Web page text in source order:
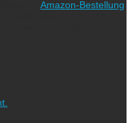
Amazon-Bestellung